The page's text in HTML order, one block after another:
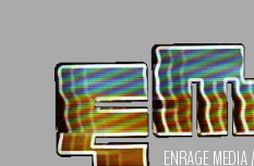
ENRAGE MEDIA